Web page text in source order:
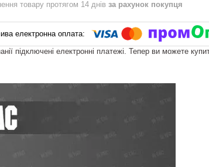
товару протягом 14 днів за рахунок покупця
підключені електронні платежі. Тепер ви можете